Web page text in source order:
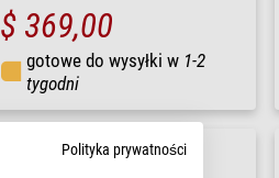
$ 369,00
gotowe do wysyłki w 1-2
tygodni
Polityka prywatności